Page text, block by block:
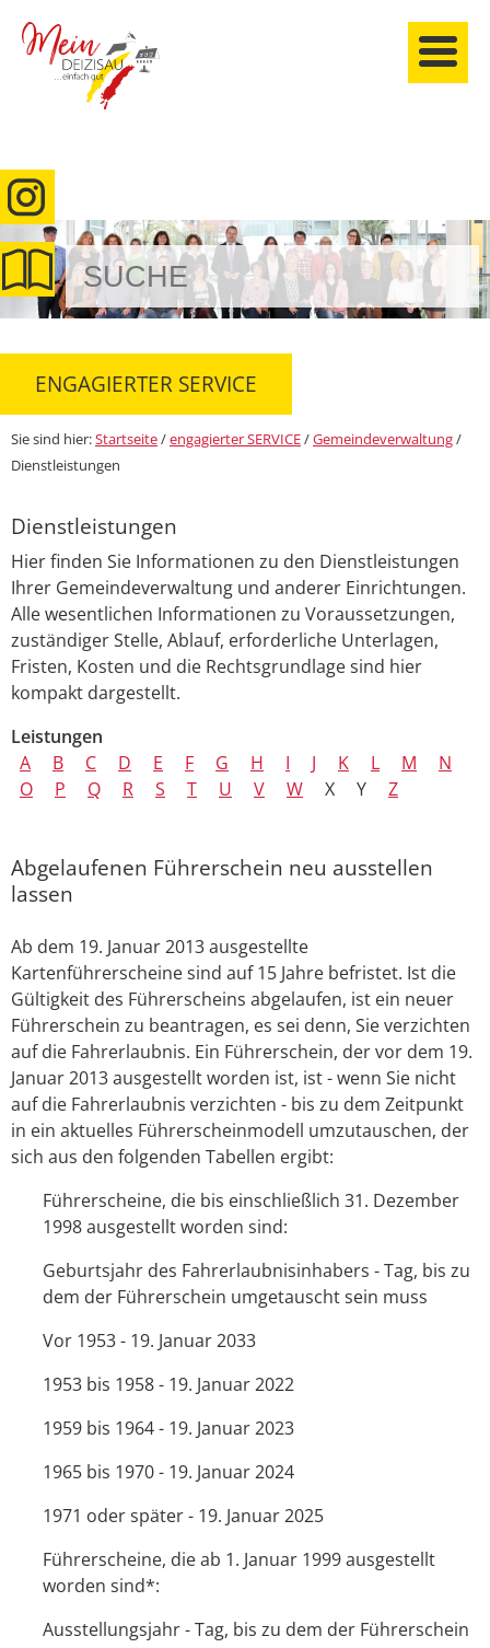
anmelden
ENGAGIERTER SERVICE
Sie sind hier:Startseite/engagierter SERVICE/Gemeindeverwaltung/
Dienstleistungen
Dienstleistungen
Hier finden Sie Informationen zu den Dienstleistungen
Ihrer Gemeindeverwaltung und anderer Einrichtungen.
Alle wesentlichen Informationen zu Voraussetzungen,
zuständiger Stelle, Ablauf, erforderliche Unterlagen,
Fristen, Kosten und die Rechtsgrundlage sind hier
kompakt dargestellt.
Leistungen
A
B C D E F G H I J K L M
N
O
P Q R S T U V W X Y Z
Abgelaufenen Führerschein neu ausstellen
lassen
Ab dem 19. Januar 2013 ausgestellte
Kartenführerscheine sind auf 15 Jahre befristet. Ist die
Gültigkeit des Führerscheins abgelaufen, ist ein neuer
Führerschein zu beantragen, es sei denn, Sie verzichten
auf die Fahrerlaubnis. Ein Führerschein, der vor dem 19.
Januar 2013 ausgestellt worden ist, ist - wenn Sie nicht
auf die Fahrerlaubnis verzichten - bis zu dem Zeitpunkt
in ein aktuelles Führerscheinmodell umzutauschen, der
sich aus den folgenden Tabellen ergibt:
Führerscheine, die bis einschließlich 31. Dezember
1998 ausgestellt worden sind:
Geburtsjahr des Fahrerlaubnisinhabers - Tag, bis zu
dem der Führerschein umgetauscht sein muss
Vor 1953 - 19. Januar 2033
1953 bis 1958 - 19. Januar 2022
1959 bis 1964 - 19. Januar 2023
1965 bis 1970 - 19. Januar 2024
1971 oder später - 19. Januar 2025
Führerscheine, die ab 1. Januar 1999 ausgestellt
worden sind*:
Ausstellungsjahr - Tag, bis zu dem der Führerschein